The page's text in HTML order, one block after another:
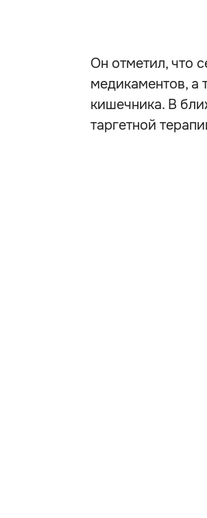
Он отметил, что
медикаментов, а
кишечника. В
таргетной